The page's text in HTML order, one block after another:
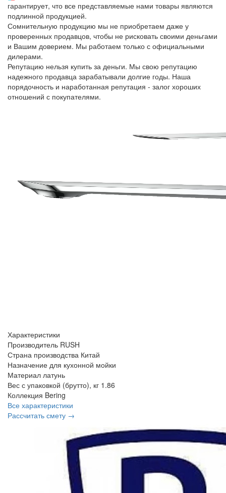
гарантирует, что все представляемые нами товары являются
подлинной продукцией.
Сомнительную продукцию мы не приобретаем даже у
проверенных продавцов, чтобы не рисковать своими деньгами
и Вашим доверием. Мы работаем только с официальными
дилерами.
Репутацию нельзя купить за деньги. Мы свою репутацию
надежного продавца зарабатывали долгие годы. Наша
порядочность и наработанная репутация - залог хороших
отношений с покупателями.
Характеристики
Производитель RUSH
Страна производства Китай
Назначение для кухонной мойки
Материал латунь
Вес с упаковкой (брутто), кг 1.86
Коллекция Bering
Все характеристики
Рассчитать смету →